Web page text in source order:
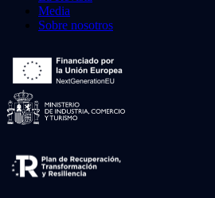
Media
Sobre nosotros